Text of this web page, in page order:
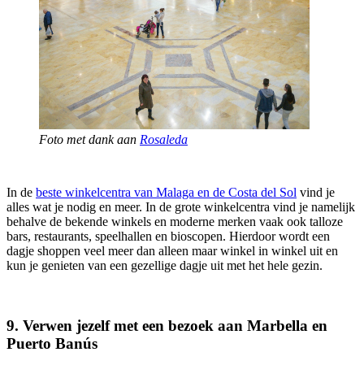
Foto met dank aan Rosaleda
In de beste winkelcentra van Malaga en de Costa del Sol vind je
alles wat je nodig en meer. In de grote winkelcentra vind je namelijk
behalve de bekende winkels en moderne merken vaak ook talloze
bars, restaurants, speelhallen en bioscopen. Hierdoor wordt een
dagje shoppen veel meer dan alleen maar winkel in winkel uit en
kun je genieten van een gezellige dagje uit met het hele gezin.
9. Verwen jezelf met een bezoek aan Marbella en
Puerto Banús